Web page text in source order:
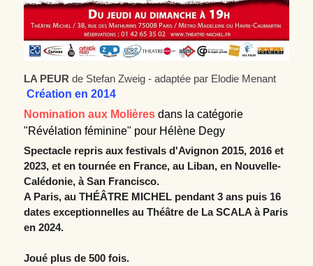
LA PEUR de Stefan Zweig - adaptée par Elodie Menant
Création en 2014
Nomination aux Molières dans la catégorie
"Révélation féminine" pour Hélène Degy
Spectacle repris aux festivals d'Avignon 2015, 2016 et
2023, et en tournée en France, au Liban, en Nouvelle-
Calédonie, à San Francisco.
A Paris, au THÉÂTRE MICHEL pendant 3 ans puis 16
dates exceptionnelles au Théâtre de La SCALA à Paris
en 2024.
Joué plus de 500 fois.